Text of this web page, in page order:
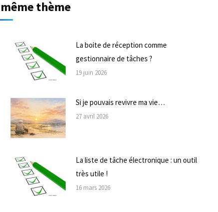
thème
La boite de réception comme
gestionnaire de tâches ?
19 juin 2026
Si je pouvais revivre ma vie…
27 avril 2026
La liste de tâche électronique : un outil
très utile !
16 mars 2026